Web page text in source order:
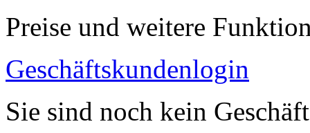
Preise und weitere
Geschäftskundenlogin
Sie sind noch kein